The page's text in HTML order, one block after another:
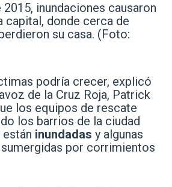
inundaciones causaron
capital, donde cerca de
su casa. (Foto:
podría crecer, explicó
de la Cruz Roja, Patrick
los equipos de rescate
los barrios de la ciudad
inundadas y algunas
por corrimientos